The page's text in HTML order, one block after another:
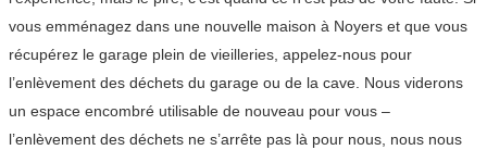
vous emménagez dans une nouvelle maison à Noyers et que vous
récupérez le garage plein de vieilleries, appelez-nous pour
l’enlèvement des déchets du garage ou de la cave. Nous viderons
un espace encombré utilisable de nouveau pour vous –
l’enlèvement des déchets ne s’arrête pas là pour nous, nous nous